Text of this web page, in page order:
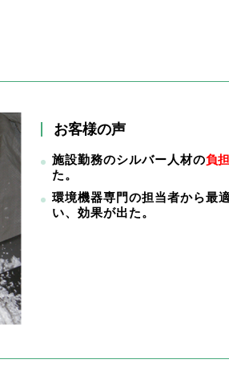
お客様の声
施設勤務のシルバー人材の負
た。
環境機器専門の担当者から最
い、効果が出た。